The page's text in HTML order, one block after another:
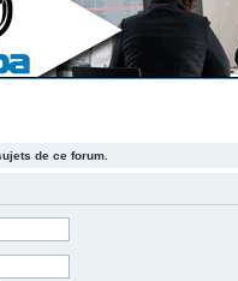
de ce forum.